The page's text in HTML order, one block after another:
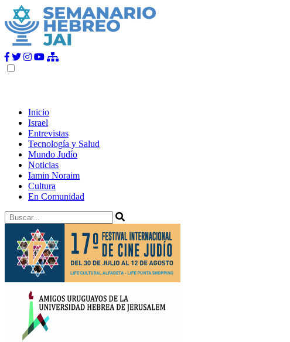
Inicio
Israel
Entrevistas
Tecnología y Salud
Mundo Judío
Noticias
Iamin Noraim
Cultura
En Comunidad